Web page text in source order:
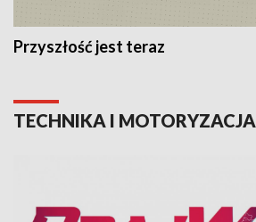
Przyszłość jest teraz
TECHNIKA I MOTORYZACJA